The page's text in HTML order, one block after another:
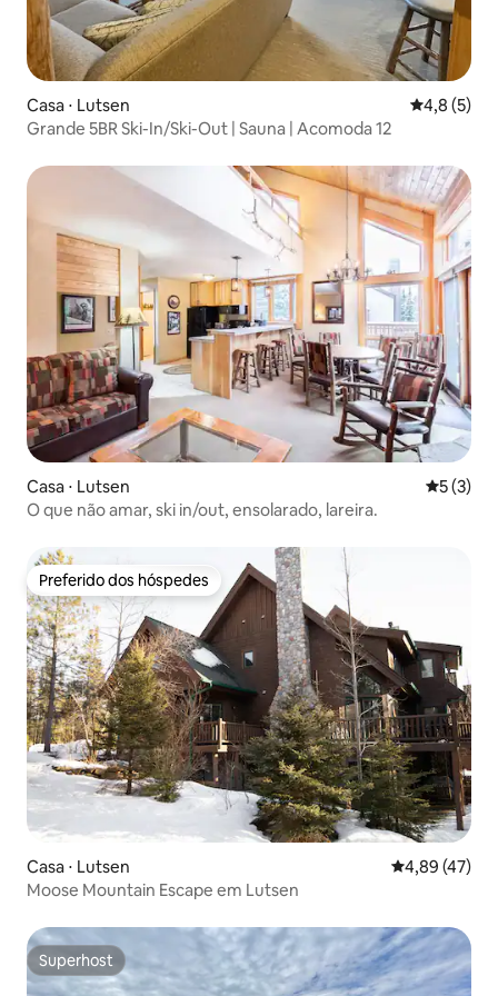
Casa ⋅ Lutsen 4,8 de
4,8 (5)
Grande 5BR Ski-In/Ski-Out | Sauna | Acomoda 12
Casa ⋅ Lutsen 5 de
5 (3)
O que não amar, ski in/out, ensolarado, lareira.
Preferido dos hóspedes
Preferido dos hóspedes
Casa ⋅ Lutsen 4,89 de uma
4,89 (47)
Moose Mountain Escape em Lutsen
Superhost
Superhost